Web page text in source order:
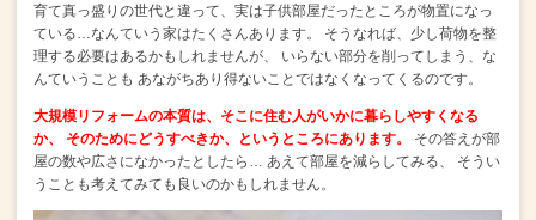
育て真っ盛りの世代と違って、実は子供部屋だったところが物置になっ
ている…なんていう家はたくさんあります。
そうなれば、少し荷物を整
理する必要はあるかもしれませんが、
いらない部分を削ってしまう、な
んていうことも あながちあり得ないことではなくなってくるのです。
大規模リフォームの本質は、そこに住む人がいかに暮らしやすくなる
か、
そのためにどうすべきか、というところにあります。
その答えが部
屋の数や広さになかったとしたら…
あえて部屋を減らしてみる、
そうい
うことも考えてみても良いのかもしれません。